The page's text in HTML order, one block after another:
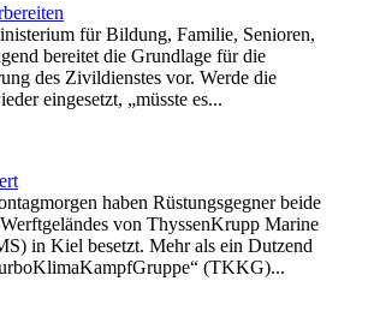
für Bildung, Familie, Senioren,
bereitet die Grundlage für die
des Zivildienstes vor. Werde die
eingesetzt, „müsste es...
haben Rüstungsgegner beide
von ThyssenKrupp Marine
in Kiel besetzt. Mehr als ein Dutzend
(TKKG)...